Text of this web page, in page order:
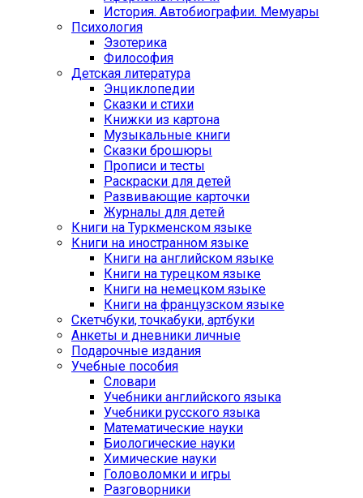
История. Автобиографии. Мемуары
Психология
Эзотерика
Философия
Детская литература
Энциклопедии
Сказки и стихи
Книжки из картона
Музыкальные книги
Сказки брошюры
Прописи и тесты
Раскраски для детей
Развивающие карточки
Журналы для детей
Книги на Туркменском языке
Книги на иностранном языке
Книги на английском языке
Книги на турецком языке
Книги на немецком языке
Книги на французском языке
Cкетчбуки, точкабуки, артбуки
Анкеты и дневники личные
Подарочные издания
Учебные пособия
Словари
Учебники английского языка
Учебники русского языка
Математические науки
Биологические науки
Химические науки
Головоломки и игры
Разговорники